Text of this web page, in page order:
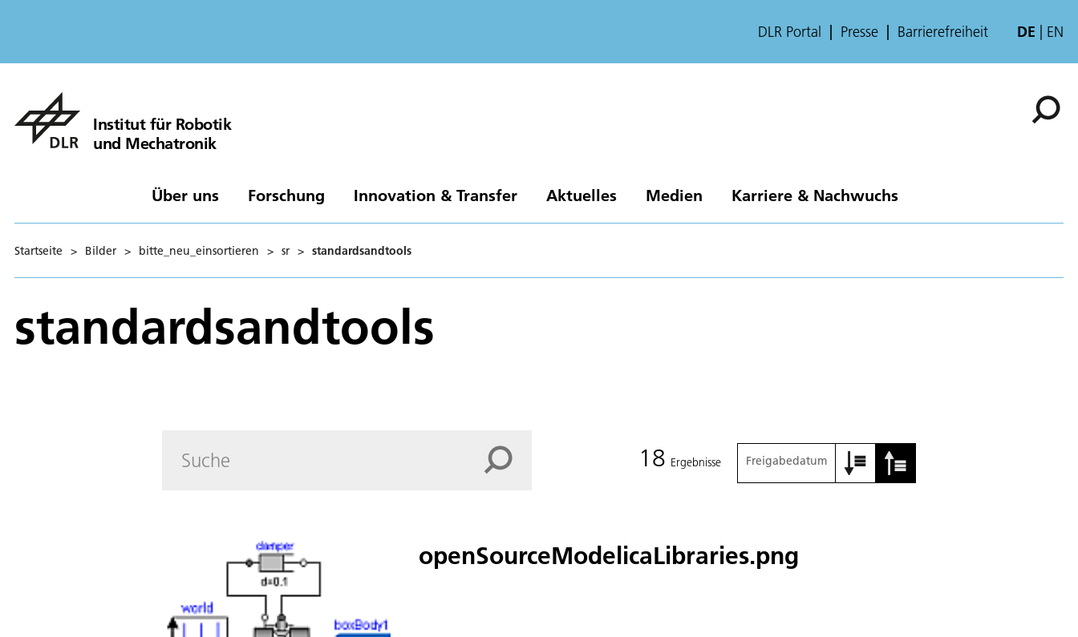
DLR Portal Presse Barrierefreiheit DE EN
Institut für Robotik
und Mechatronik
Über uns Forschung Innovation & Transfer Aktuelles Medien Karriere & Nachwuchs
Startseite > Bilder > bitte_neu_einsortieren > sr > standardsandtools
standardsandtools
18 Ergebnisse Freigabedatum
openSourceModelicaLibraries.png